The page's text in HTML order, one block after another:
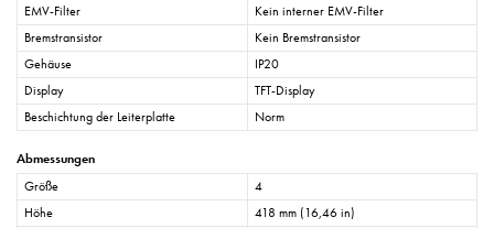
EMV-Filter
Kein interner EMV-Filter
Bremstransistor
Kein Bremstransistor
Gehäuse
IP20
Display
TFT-Display
Beschichtung der Leiterplatte
Norm
Abmessungen
Größe
4
Höhe
418 mm (16,46 in)